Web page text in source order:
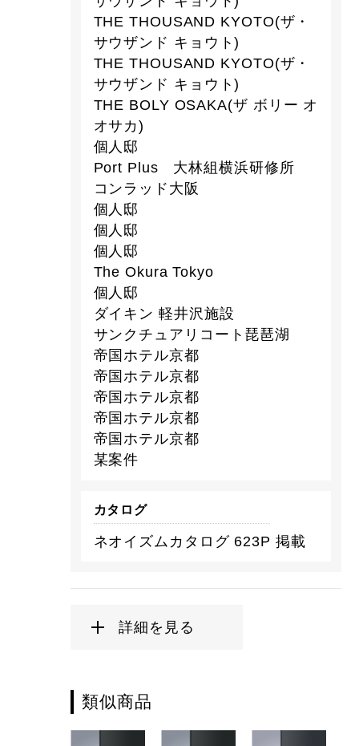
THE THOUSAND KYOTO(ザ・
サウザンド キョウト)
THE THOUSAND KYOTO(ザ・
サウザンド キョウト)
THE BOLY OSAKA(ザ ボリー オ
オサカ)
個人邸
Port Plus 大林組横浜研修所
コンラッド大阪
個人邸
個人邸
個人邸
The Okura Tokyo
個人邸
ダイキン 軽井沢施設
サンクチュアリコート琵琶湖
帝国ホテル京都
帝国ホテル京都
帝国ホテル京都
帝国ホテル京都
帝国ホテル京都
某案件
カタログ
ネオイズムカタログ 623P 掲載
詳細を見る
類似商品